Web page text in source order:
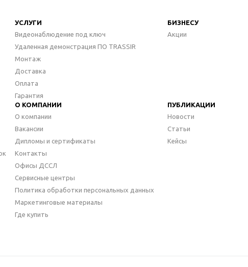
УСЛУГИ
Видеонаблюдение под ключ
Удаленная демонстрация ПО TRASSIR
Монтаж
Доставка
Оплата
Гарантия
БИЗНЕСУ
Акции
О КОМПАНИИ
О компании
Вакансии
Дипломы и сертификаты
Контакты
Офисы ДССЛ
Сервисные центры
Политика обработки персональных данных
Маркетинговые материалы
Где купить
ПУБЛИКАЦИИ
Новости
Статьи
Кейсы